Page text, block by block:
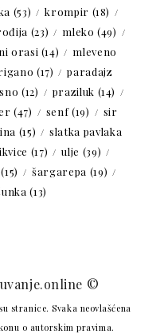
(53) krompir (18)
(23) mleko (49)
orasi (14)
mleveno
(17)
paradajz
(12) praziluk (14)
(47) senf(19)
sir
(15)
slatka pavlaka
(17) ulje (39)
(15) šargarepa (19)
(13)
©
stranice. Svaka neovlašćena
o autorskim pravima.